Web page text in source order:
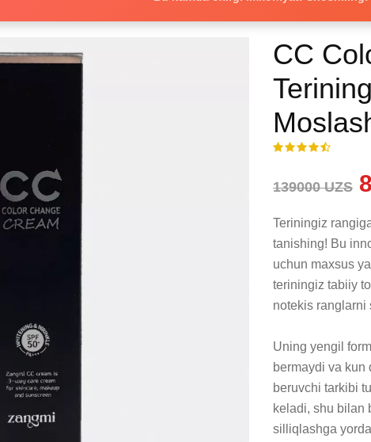
CC
139000 UZS
Teriningiz
tanishing! Bu
uchun maxsus
teriningiz tabiiy
notekis ranglarni
Uning yengil
bermaydi va
beruvchi tarkibi
keladi, shu bilan
silliqlashga